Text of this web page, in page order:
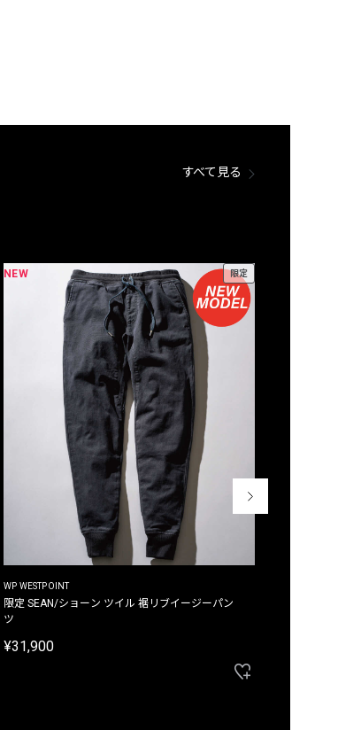
すべて見る
NEW 限定
WP WESTPOINT
限定 SEAN/ショーン ツイル 裾リブイージーパン
ツ
¥31,900